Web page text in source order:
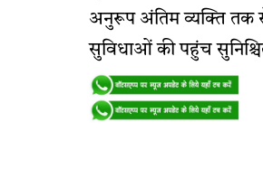
अनुरूप अंतिम व्यक्ति
सुविधाओं की पहुंच